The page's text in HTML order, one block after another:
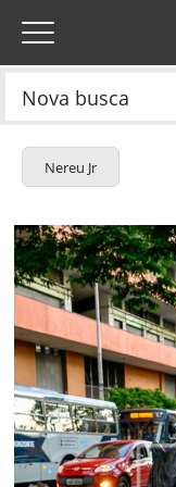
Nereu Jr
Título do projeto
Códigos
Protegido
Título do projeto
Tamanho P
Tamanho M
Tamanho G